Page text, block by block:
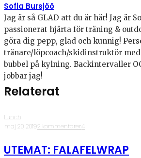
Sofia Bursjöö
Jag är så GLAD att du är här! Jag är
passionerat hjärta för träning &
göra dig pepp, glad och kunnig!
tränare/löpcoach/skidinstruktör
bubbel på kylning. Backintervaller
jobbar jag!
Relaterat
Lunch
·maj 20, 2019·2 kommentarer·4
UTEMAT: FALAFELWRAP